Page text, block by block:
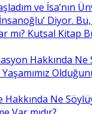
ve İsa’nın
Diyor.
mı? Kutsal Kitap
Hakkında Ne
Ne